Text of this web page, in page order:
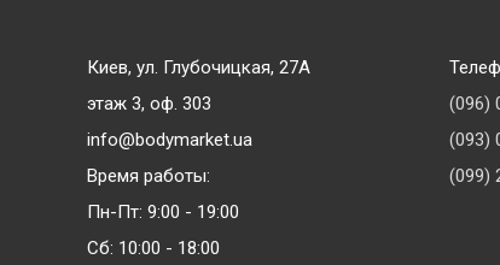
Киев, ул. Глубочицкая, 27А
этаж 3, оф. 303
info@bodymarket.ua
Время работы:
Пн-Пт: 9:00 - 19:00
Сб: 10:00 - 18:00
(096)
(093)
(099)